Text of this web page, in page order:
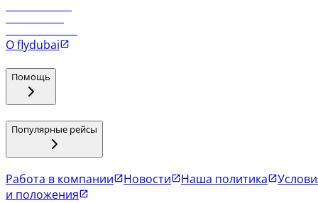
О flydubai
Помощь
Популярные рейсы
Работа в компании Новости Наша политика
и положения